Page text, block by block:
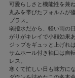
可愛らしさと機能性を兼
丸みを帯びたフォルムが
プラス。
弱撥水だから、軽い雨の
がりがキレイで小顔効果あ
ジップをギュッと上げれ
サムホール付き袖口は自
レス。
寒くて忙しい日も味方に